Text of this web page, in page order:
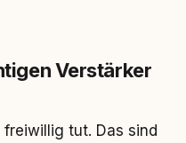
Verstärker
tut. Das sind